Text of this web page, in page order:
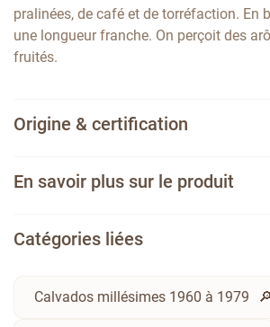
pralinées, de café et de torréfaction. En
une longueur franche. On perçoit des
fruités.
Origine & certification
En savoir plus sur le produit
Catégories liées
Calvados millésimes 1960 à 1979